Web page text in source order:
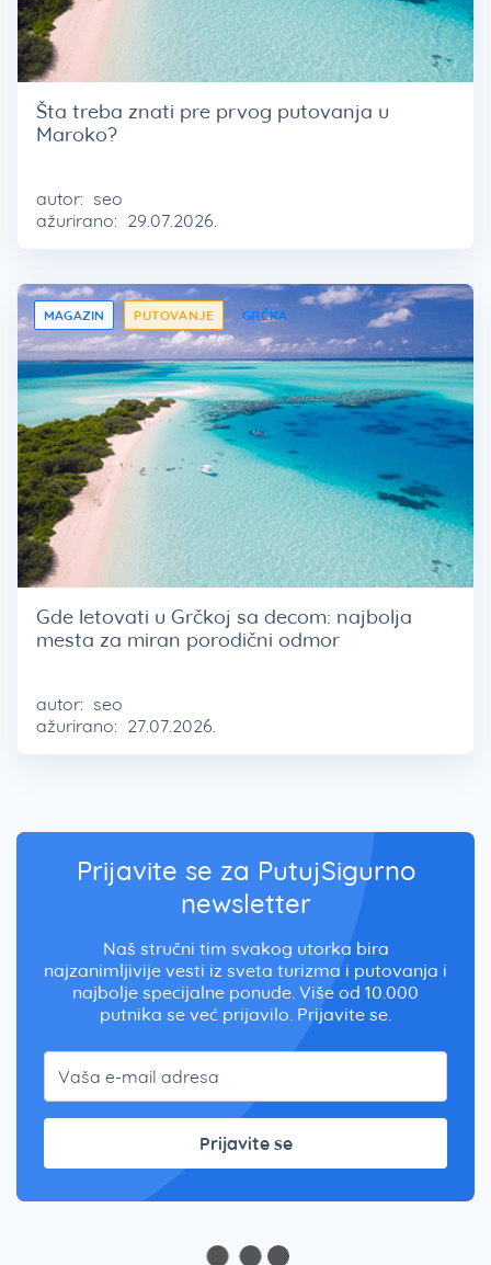
Šta treba znati pre prvog putovanja u
Maroko?
autor: seo
ažurirano: 29.07.2026.
MAGAZIN PUTOVANJE GRČKA
Gde letovati u Grčkoj sa decom: najbolja
mesta za miran porodični odmor
autor: seo
ažurirano: 27.07.2026.
Prijavite se za PutujSigurno
newsletter
Naš stručni tim svakog utorka bira
najzanimljivije vesti iz sveta turizma i putovanja i
najbolje specijalne ponude. Više od 10.000
putnika se već prijavilo. Prijavite se.
Prijavite se